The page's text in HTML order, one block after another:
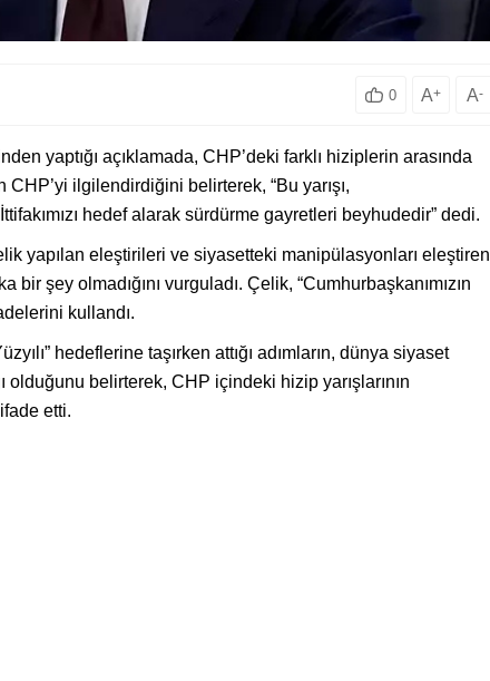
0 A+ A-
yaptığı açıklamada, CHP’deki farklı hiziplerin arasında
ilgilendirdiğini belirterek, “Bu yarışı,
hedef alarak sürdürme gayretleri beyhudedir” dedi.
yapılan eleştirileri ve siyasetteki manipülasyonları eleştiren
şey olmadığını vurguladı. Çelik, “Cumhurbaşkanımızın
kullandı.
hedeflerine taşırken attığı adımların, dünya siyaset
belirterek, CHP içindeki hizip yarışlarının
etti.